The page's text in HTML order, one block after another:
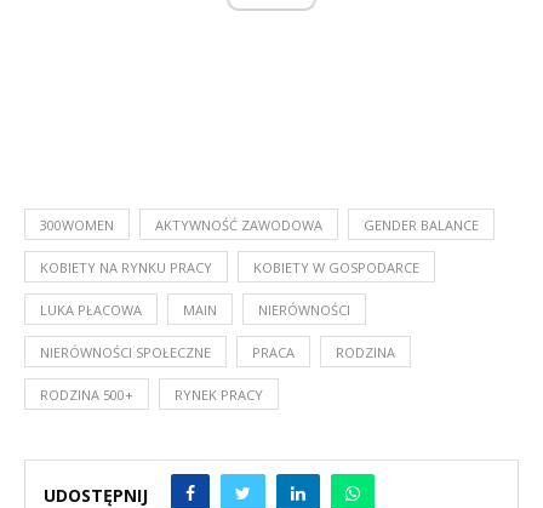
300WOMEN AKTYWNOŚĆ ZAWODOWA GENDER BALANCE
KOBIETY NA RYNKU PRACY KOBIETY W GOSPODARCE
LUKA PŁACOWA MAIN NIERÓWNOŚCI
NIERÓWNOŚCI SPOŁECZNE PRACA RODZINA
RODZINA 500+ RYNEK PRACY
UDOSTĘPNIJ